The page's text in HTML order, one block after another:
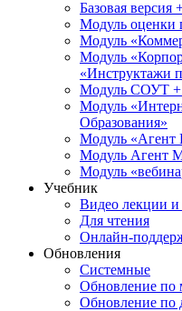
Базовая версия
Модуль оценки
Модуль
Модуль
«Инструктажи
Модуль СОУТ +
Модуль
Образования»
Модуль «Агент
Модуль Агент
Модуль
Учебник
Видео лекции
Для чтения
Онлайн-
Обновления
Системные
Обновление по
Обновление по